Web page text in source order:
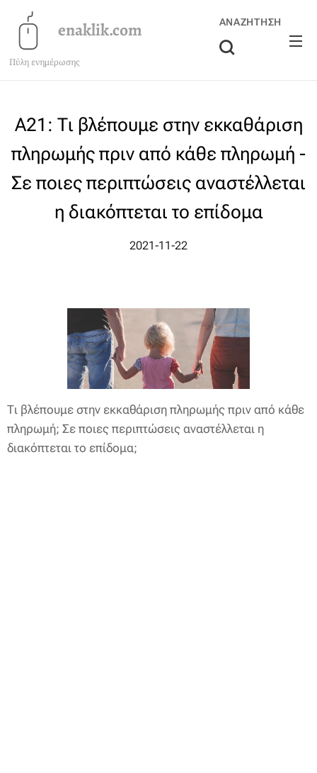
enaklik.com
Πύλη ενημέρωσης
ΑΝΑΖΉΤΗΣΗ
Α21: Τι βλέπουμε στην εκκαθάριση
πληρωμής πριν από κάθε πληρωμή -
Σε ποιες περιπτώσεις αναστέλλεται
η διακόπτεται το επίδομα
2021-11-22
Τι βλέπουμε στην εκκαθάριση πληρωμής πριν από κάθε
πληρωμή; Σε ποιες περιπτώσεις αναστέλλεται η
διακόπτεται το επίδομα;